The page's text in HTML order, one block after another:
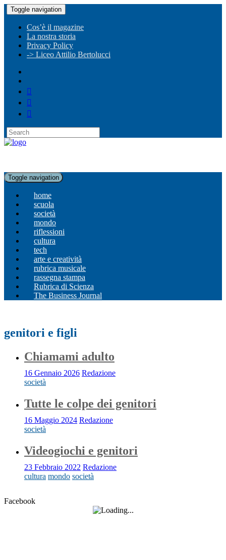
Toggle navigation
Cos’è il magazine
La nostra storia
Privacy Policy
-> Liceo Attilio Bertolucci
Toggle navigation
home
scuola
società
mondo
riflessioni
cultura
tech
arte e creatività
rubrica musicale
rassegna stampa
Rubrica di Scienza
The Business Journal
genitori e figli
Chiamami adulto
16 Gennaio 2026 Redazione
società
Tutte le colpe dei genitori
16 Maggio 2024 Redazione
società
Videogiochi e genitori
23 Febbraio 2022 Redazione
cultura mondo società
Facebook